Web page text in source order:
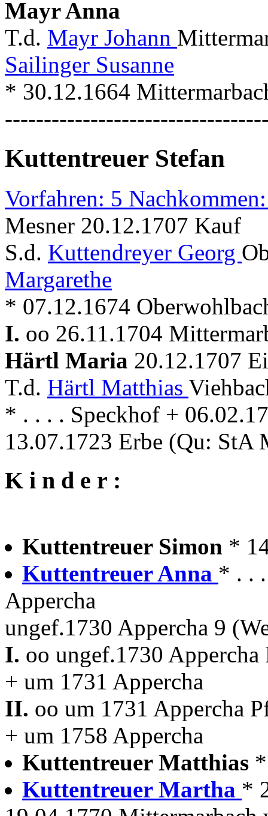
Mayr Anna
T.d. Mayr Johann
Sailinger Susanne
* 30.12.1664
Kuttentreuer Stefan
Vorfahren: 5
Mesner 20.12.1707 Kauf
S.d. Kuttendreyer Georg
Margarethe
* 07.12.1674
I. oo 26.11.1704
Härtl Maria 20.12.1707
T.d. Härtl Matthias
* . . . . Speckhof +
13.07.1723 Erbe (Qu: StA
K i n d e r :
Kuttentreuer Simon *
Kuttentreuer Anna * . .
Appercha
ungef.1730 Appercha 9
I. oo ungef.1730
+ um 1731 Appercha
II. oo um 1731 Appercha
+ um 1758 Appercha
Kuttentreuer Matthias
Kuttentreuer Martha *